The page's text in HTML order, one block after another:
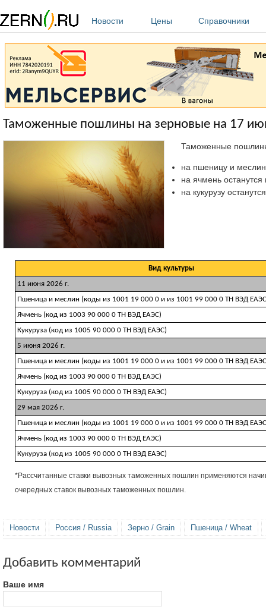
Новости
Цены Справочники
Таможенные пошлины на зерновые на 17
Таможенные
на пшеницу и
на ячмень
на кукурузу
Вид культуры
11 июня 2026 г.
Пшеница и меслин (коды из 1001 19 000 0 и из 1001 99 000 0 ТН ВЭД
Ячмень (код из 1003 90 000 0 ТН ВЭД ЕАЭС)
Кукуруза (код из 1005 90 000 0 ТН ВЭД ЕАЭС)
5 июня 2026 г.
Пшеница и меслин (коды из 1001 19 000 0 и из 1001 99 000 0 ТН ВЭД
Ячмень (код из 1003 90 000 0 ТН ВЭД ЕАЭС)
Кукуруза (код из 1005 90 000 0 ТН ВЭД ЕАЭС)
29 мая 2026 г.
Пшеница и меслин (коды из 1001 19 000 0 и из 1001 99 000 0 ТН ВЭД
Ячмень (код из 1003 90 000 0 ТН ВЭД ЕАЭС)
Кукуруза (код из 1005 90 000 0 ТН ВЭД ЕАЭС)
*Рассчитанные ставки вывозных таможенных пошлин применяются
очередных ставок вывозных таможенных пошлин.
Новости Россия / Russia Зерно / Grain Пшеница / Wheat
Добавить комментарий
Ваше имя